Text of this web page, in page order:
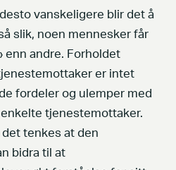
vanskeligere blir det å
slik, noen mennesker får
enn andre. Forholdet
er intet
fordeler og ulemper med
tjenestemottaker.
det tenkes at den
bidra til at